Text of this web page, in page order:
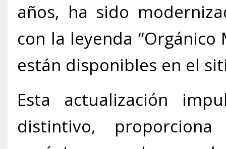
años, ha sido
con la leyenda
están disponibles en el
Esta actualización
distintivo,